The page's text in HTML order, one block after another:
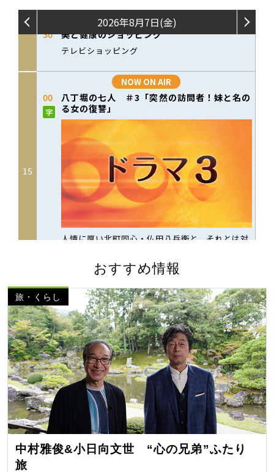
おすすめ情報
旅・くらし
中村雅俊&小日向文世 “心の兄弟”ふたり
旅